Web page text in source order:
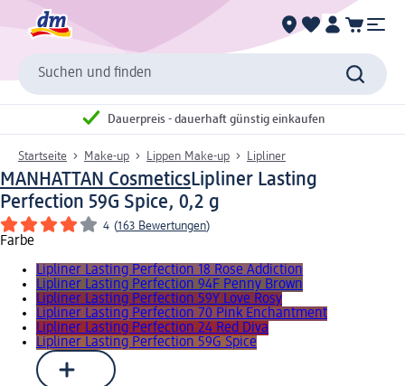
Suchen und finden
Dauerpreis - dauerhaft günstig einkaufen
Startseite Make-up Lippen Make-up Lipliner
MANHATTAN CosmeticsLipliner Lasting
Perfection 59G Spice, 0,2 g
4 (163 Bewertungen)
Farbe
Lipliner Lasting Perfection 18 Rose Addiction
Lipliner Lasting Perfection 94F Penny Brown
Lipliner Lasting Perfection 59Y Love Rosy
Lipliner Lasting Perfection 70 Pink Enchantment
Lipliner Lasting Perfection 24 Red Diva
Lipliner Lasting Perfection 59G Spice